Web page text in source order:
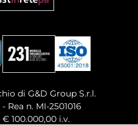
di G&D Group S.r.l.
Rea n. MI-2501016
100.000,00 i.v.